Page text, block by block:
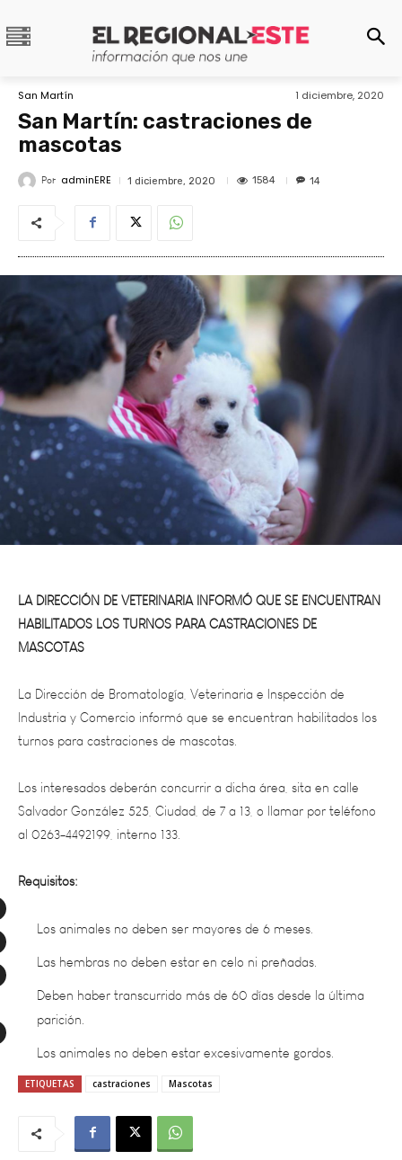
San Martín 1 diciembre, 2020
San Martín: castraciones de
mascotas
Por adminERE 1 diciembre, 2020 1584 14
LA DIRECCIÓN DE VETERINARIA INFORMÓ QUE SE ENCUENTRAN
HABILITADOS LOS TURNOS PARA CASTRACIONES DE
MASCOTAS
La Dirección de Bromatología, Veterinaria e Inspección de
Industria y Comercio informó que se encuentran habilitados los
turnos para castraciones de mascotas.
Los interesados deberán concurrir a dicha área, sita en calle
Salvador González 525, Ciudad, de 7 a 13, o llamar por teléfono
al 0263-4492199, interno 133.
Requisitos:
Los animales no deben ser mayores de 6 meses.
Las hembras no deben estar en celo ni preñadas.
Deben haber transcurrido más de 60 días desde la última
parición.
Los animales no deben estar excesivamente gordos.
ETIQUETAS castraciones Mascotas